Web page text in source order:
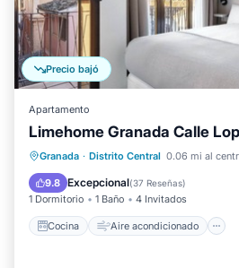
Precio bajó
Apartamento
Limehome Granada Calle
Granada · Distrito Central 0.06 mi al
9.8 Excepcional(37 Reseñas)
1 Dormitorio 1 Baño 4 Invitados
Cocina Aire acondicionado
Cocina Aire
Apto para niños